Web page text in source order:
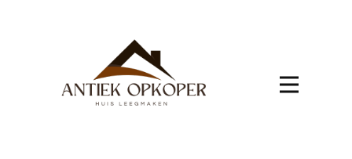
Vertrouw op onze ervaring voor uw
verhuizing naar Embourg. Wij nemen
alle verantwoordelijkheden op ons,